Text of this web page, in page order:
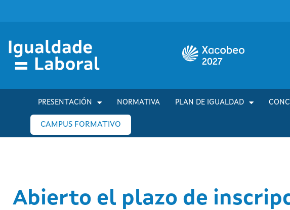
PRESENTACIÓN NORMATIVA PLAN DE IGUALDAD
CAMPUS FORMATIVO
Abierto el plazo de